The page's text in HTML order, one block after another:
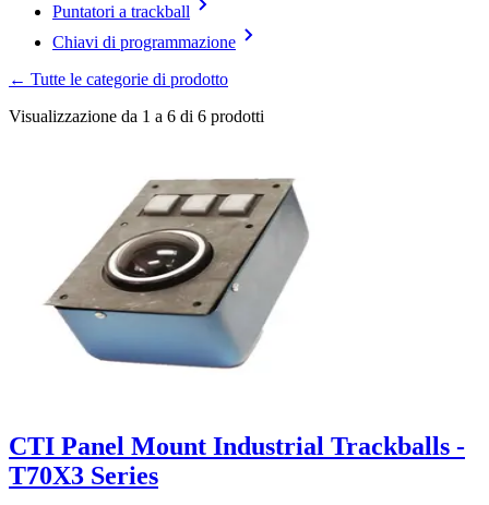
Puntatori a trackball
Chiavi di programmazione
← Tutte le categorie di prodotto
Visualizzazione da 1 a 6 di 6 prodotti
CTI Panel Mount Industrial Trackballs -
T70X3 Series